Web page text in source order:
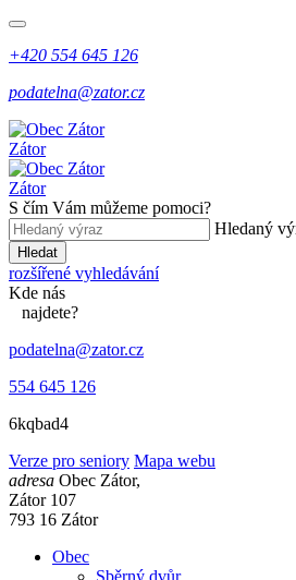
+420 554 645 126
podatelna@zator.cz
Zátor
Zátor
S čím Vám můžeme pomoci?
Hledaný
Hledat
rozšířené vyhledávání
Kde nás
najdete?
podatelna@zator.cz
554 645 126
6kqbad4
Verze pro seniory Mapa webu
adresa Obec Zátor,
Zátor 107
793 16 Zátor
Obec
Sběrný dvůr